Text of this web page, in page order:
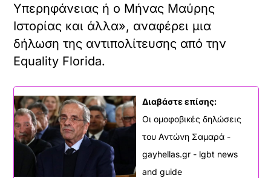
Υπερηφάνειας ή ο Μήνας Μαύρης
Ιστορίας και άλλα», αναφέρει μια
δήλωση της αντιπολίτευσης από την
Equality Florida.
Διαβάστε επίσης:
Οι ομοφοβικές δηλώσεις
του Αντώνη Σαμαρά -
gayhellas.gr - lgbt news
and guide